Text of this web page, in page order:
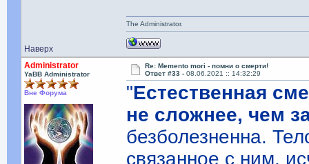
Наверх
The Administrator.
Administrator
YaBB Administrator
Вне Форума
Re: Memento mori - помни о смерти!
Ответ #33 -08.06.2021 :: 14:32:29
"Естественная
не сложнее, чем
безболезненна.
связанное с ним,